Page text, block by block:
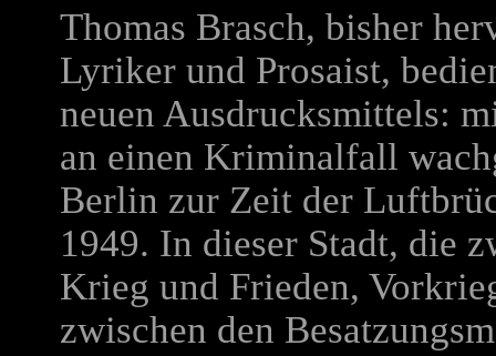
Thomas Brasch, bisher
Lyriker und Prosaist,
neuen Ausdrucksmittels:
an einen Kriminalfall
Berlin zur Zeit der
1949. In dieser Stadt, die
Krieg und Frieden,
zwischen den